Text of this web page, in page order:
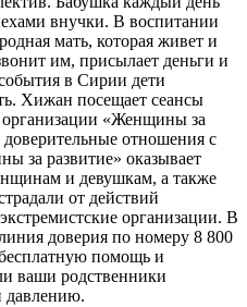
внучки. В воспитании
мать, которая живет и
им, присылает деньги и
в Сирии дети
Хижан посещает сеансы
«Женщины за
доверительные отношения с
за развитие» оказывает
и девушкам, а также
от действий
организации. В
доверия по номеру 8 800
помощь и
ваши родственники
давлению.